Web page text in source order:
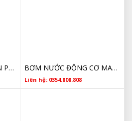
GƯƠNG CHIẾU HẬU BÊN PHẢI MAZDA BT5 GIÁ RẺ BƠM NƯỚC ĐỘNG CƠ MAZDA BT50 2011 2012 2013 2014 2015 2016 2017 2018 2019 2020
Liên hệ: 0354.808.808